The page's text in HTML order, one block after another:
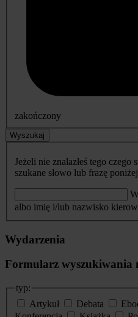
zakończony
Wyszukaj
Jeżeli nie znalazłeś tego czego
szukane słowo lub frazę poniżej
albo imię i/lub nazwisko
Wydarzenia
Formularz wyszukiwania
typ:
Artykuł
Debata